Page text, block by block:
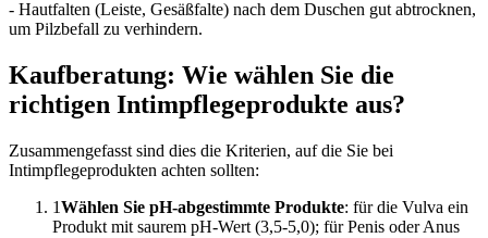
- Hautfalten (Leiste, Gesäßfalte) nach dem Duschen gut abtrocknen,
um Pilzbefall zu verhindern.
Kaufberatung: Wie wählen Sie die
richtigen Intimpflegeprodukte aus?
Zusammengefasst sind dies die Kriterien, auf die Sie bei
Intimpflegeprodukten achten sollten:
1Wählen Sie pH-abgestimmte Produkte: für die Vulva ein
Produkt mit saurem pH-Wert (3,5-5,0); für Penis oder Anus